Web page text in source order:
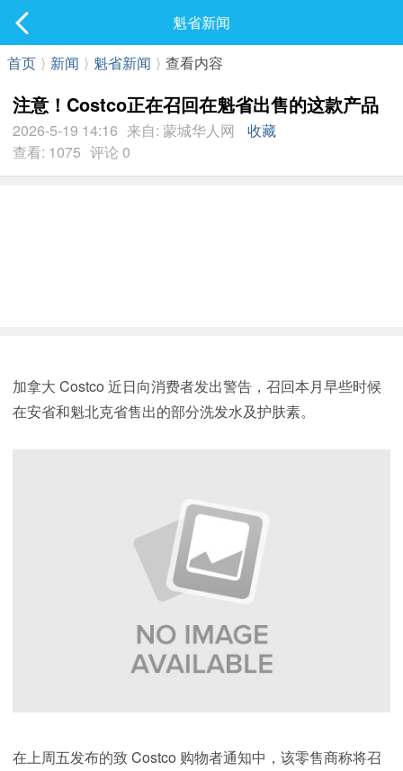
最新发表
魁省新闻
首页 ⟩ 新闻 ⟩ 魁省新闻 ⟩ 查看内容
注意！Costco正在召回在魁省出售的这款产品
2026-5-19 14:16 来自: 蒙城华人网
收藏
查看: 1075 评论 0
加拿大 Costco 近日向消费者发出警告，召回本月早些时候
在安省和魁北克省售出的部分洗发水及护肤素。
在上周五发布的致 Costco 购物者通知中，该零售商称将召